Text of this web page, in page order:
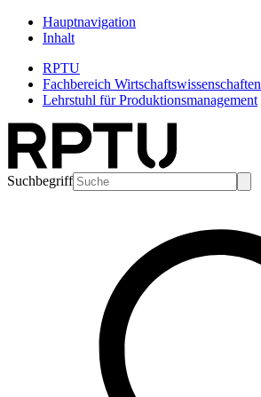
Hauptnavigation
Inhalt
RPTU
Fachbereich Wirtschaftswissenschaften
Lehrstuhl für Produktionsmanagement
Suchbegriff